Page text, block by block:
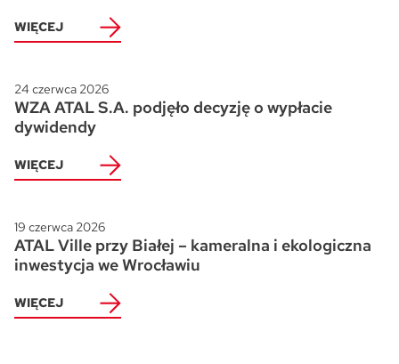
WIĘCEJ
24 czerwca 2026
WZA ATAL S.A. podjęło decyzję o wypłacie
dywidendy
WIĘCEJ
19 czerwca 2026
ATAL Ville przy Białej – kameralna i ekologiczna
inwestycja we Wrocławiu
WIĘCEJ